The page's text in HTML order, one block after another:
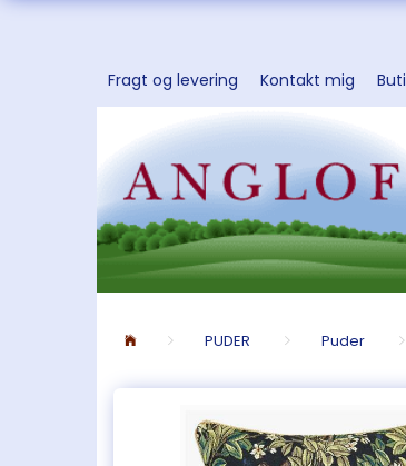
Fragt og levering Kontakt mig
PUDER Puder